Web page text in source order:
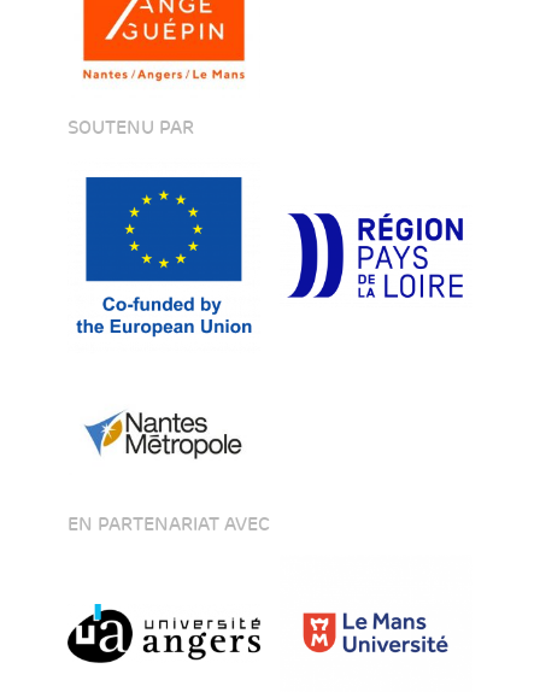
SOUTENU PAR
EN PARTENARIAT AVEC